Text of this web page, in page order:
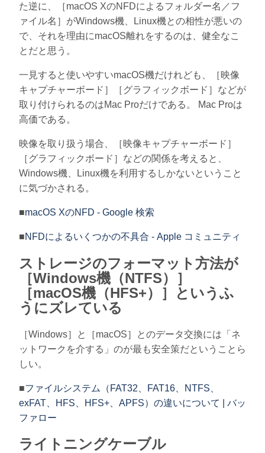
た逆に、［macOS XのNFDによるフォルダー名／フ
ァイル名］がWindows機、Linux機との相性が悪いの
で、それを理由にmacOS離れをするのは、健全なこ
とだと思う。
一見すると使いやすいmacOS機だけれども、［映像
キャプチャーボード］［グラフィックボード］などが
取り付けられるのはMac Proだけである。 Mac Proは
高価である。
映像を取り扱う場合、［映像キャプチャーボード］
［グラフィックボード］などの関係を考えると、
Windows機、Linux機を利用するしかないということ
に気づかされる。
■macOS XのNFD - Google 検索
■NFDによるいくつかの不具合 - Apple コミュニティ
ストレージのフォーマット方法が
［Windows機（NTFS）］
［macOS機（HFS+）］というふ
うにズレている
［Windows］と［macOS］とのデータ交換には「ネ
ットワークを介する」のが最も安全策だということら
しい。
■ファイルシステム（FAT32、FAT16、NTFS、
exFAT、HFS、HFS+、APFS）の違いについて | バッ
ファロー
ライトニングケーブル